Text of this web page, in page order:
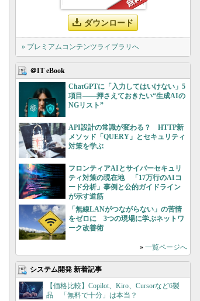
ダウンロード
» プレミアムコンテンツライブラリへ
＠IT eBook
ChatGPTに「入力してはいけない」5
項目――押さえておきたい“生成AIの
NGリスト”
API設計の常識が変わる？ HTTP新
メソッド「QUERY」とセキュリティ
対策を学ぶ
フロンティアAIとサイバーセキュリ
ティ対策の現在地 「17万行のAIコ
ード分析」事例と公的ガイドライン
が示す道筋
「無線LANがつながらない」の苦情
をゼロに 3つの現場に学ぶネットワ
ーク改善術
» 一覧ページへ
システム開発 新着記事
【価格比較】Copilot、Kiro、Cursorなど6製
品 「無料で十分」は本当？